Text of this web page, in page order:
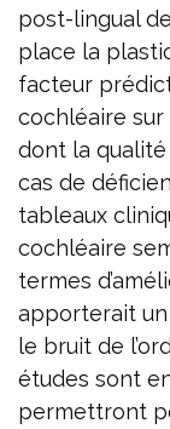
post-lingual
place la
facteur
cochléaire
dont la
cas de
tableaux
cochléaire
termes
apporterait
le bruit de
études sont
permettront